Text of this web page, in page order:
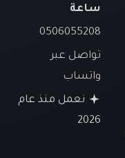
ساعة
0506055208
تواصل عبر
واتساب
نعمل منذ عام
2026